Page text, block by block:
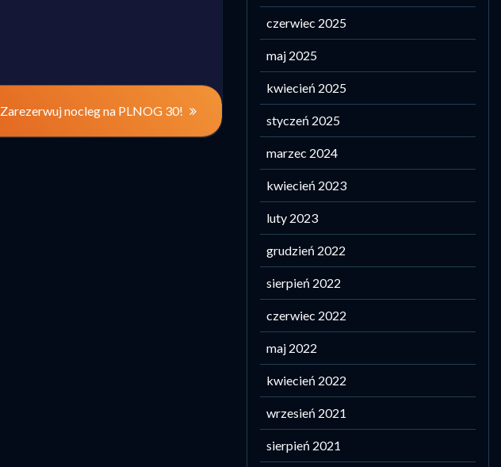
Next
Zarezerwuj nocleg na PLNOG 30!
czerwiec 2025
maj 2025
kwiecień 2025
styczeń 2025
marzec 2024
kwiecień 2023
luty 2023
grudzień 2022
sierpień 2022
czerwiec 2022
maj 2022
kwiecień 2022
wrzesień 2021
sierpień 2021